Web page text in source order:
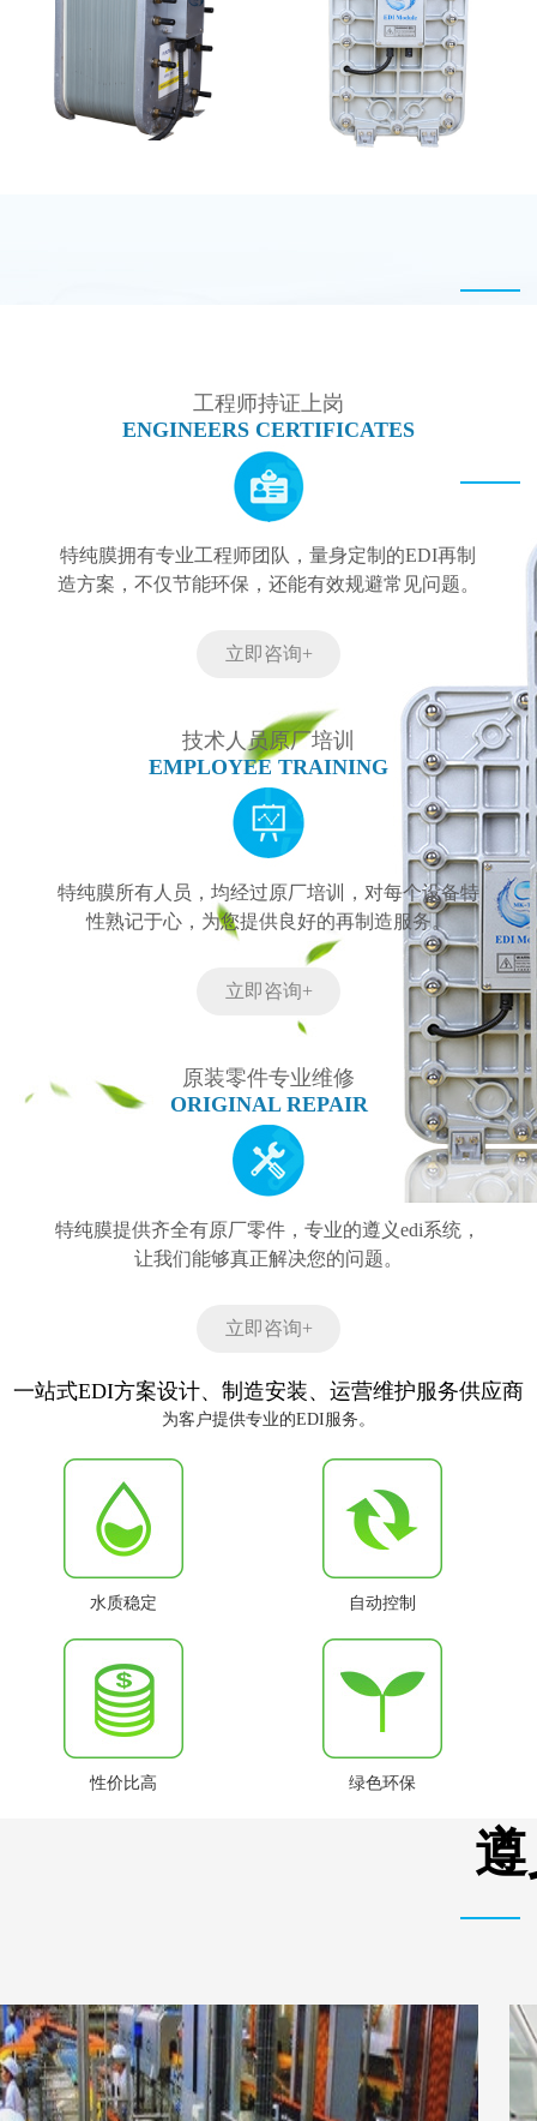
处理设备
工程师持证上岗
ENGINEERS CERTIFICATES
特纯膜拥有专业工程师团队，量身定制的EDI再制
造方案，不仅节能环保，还能有效规避常见问题。
立即咨询+
技术人员原厂培训
EMPLOYEE TRAINING
特纯膜所有人员，均经过原厂培训，对每个设备特
性熟记于心，为您提供良好的再制造服务。
立即咨询+
原装零件专业维修
ORIGINAL REPAIR
特纯膜提供齐全有原厂零件，专业的遵义edi系统，
让我们能够真正解决您的问题。
立即咨询+
一站式EDI方案设计、制造安装、运营维护服务供应商
为客户提供专业的EDI服务。
水质稳定 自动控制
性价比高 绿色环保